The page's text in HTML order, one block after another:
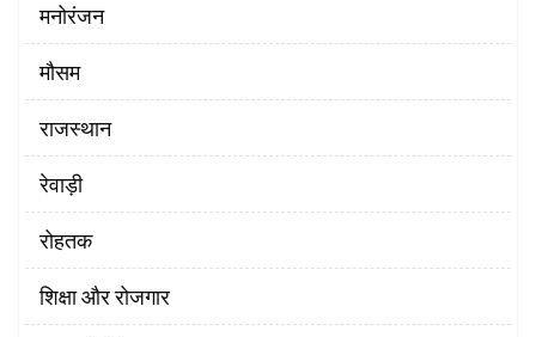
मनोरंजन
मौसम
राजस्थान
रेवाड़ी
रोहतक
शिक्षा और रोजगार